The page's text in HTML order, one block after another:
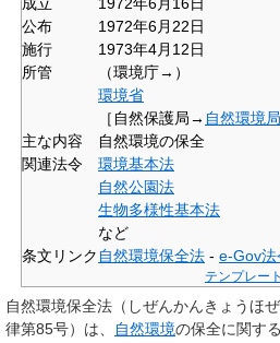
公布
1972年6月22日
施行
1973年4月12日
所管
（環境庁→）
環境省
［自然保護局→ 自然環境局
主な内容
自然環境の保全
関連法令
環境基本法
自然公園法
生物多様性基本法
など
条文リンク 自然環境保全法 - e-Gov法
テンプレー
自然環境保全法 （しぜんかんきょうほ
律第85号）は、
自然環境の保全に関す